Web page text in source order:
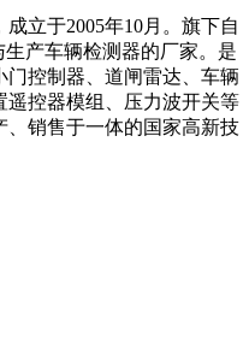
立于2005年10月。旗下自
产车辆检测器的厂家。是
控制器、道闸雷达、车辆
控器模组、压力波开关等
、销售于一体的国家高新技